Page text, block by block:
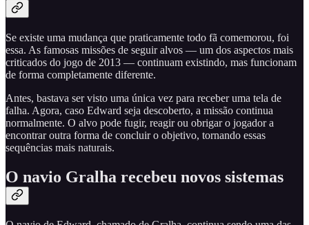
Se existe uma mudança que praticamente todo fã comemorou, foi
essa. As famosas missões de seguir alvos — um dos aspectos mais
criticados do jogo de 2013 — continuam existindo, mas funcionam
de forma completamente diferente.
Antes, bastava ser visto uma única vez para receber uma tela de
falha. Agora, caso Edward seja descoberto, a missão continua
normalmente. O alvo pode fugir, reagir ou obrigar o jogador a
encontrar outra forma de concluir o objetivo, tornando essas
sequências mais naturais.
O navio Gralha recebeu novos sistemas